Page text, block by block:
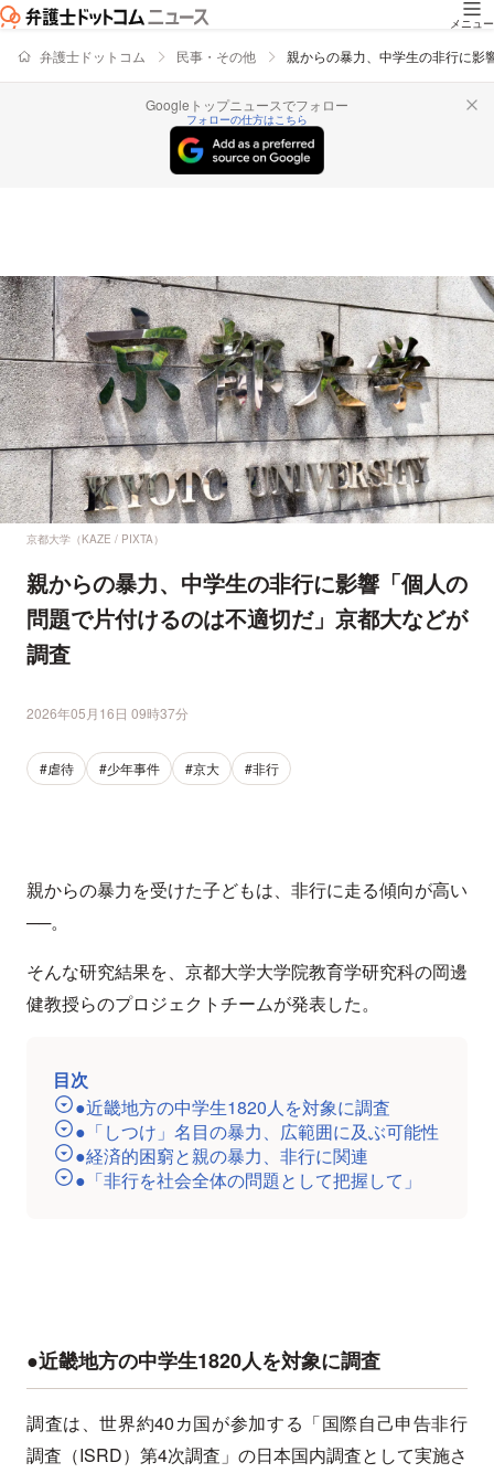
メニュー
弁護士ドットコム 民事・その他 親からの暴力、中学生の非行に影
Googleトップニュースでフォロー
フォローの仕方はこちら
京都大学（KAZE / PIXTA）
親からの暴力、中学生の非行に影響「個人の
問題で片付けるのは不適切だ」京都大などが
調査
2026年05月16日 09時37分
#虐待 #少年事件 #京大 #非行
親からの暴力を受けた子どもは、非行に走る傾向が高い
──。
そんな研究結果を、京都大学大学院教育学研究科の岡邊
健教授らのプロジェクトチームが発表した。
目次
●近畿地方の中学生1820人を対象に調査
●「しつけ」名目の暴力、広範囲に及ぶ可能性
●経済的困窮と親の暴力、非行に関連
●「非行を社会全体の問題として把握して」
●近畿地方の中学生1820人を対象に調査
調査は、世界約40カ国が参加する「国際自己申告非行
調査（ISRD）第4次調査」の日本国内調査として実施さ